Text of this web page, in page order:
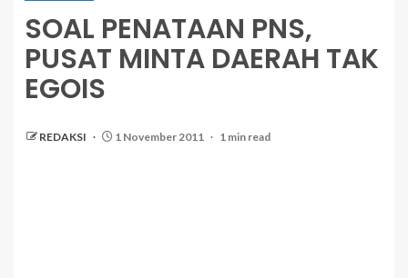
SOAL PENATAAN PNS,
PUSAT MINTA DAERAH TAK
EGOIS
REDAKSI 1 November 2011 1 min read